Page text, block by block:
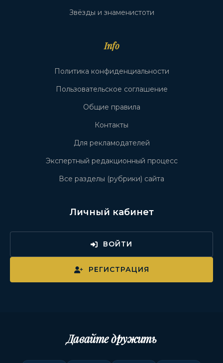
Звёзды и знаменистоти
Info
Политика конфиденциальности
Пользовательское соглашение
Общие правила
Контакты
Для рекламодателей
Экспертный редакционный процесс
Все разделы (рубрики) сайта
Личный кабинет
ВОЙТИ
РЕГИСТРАЦИЯ
Давайте дружить